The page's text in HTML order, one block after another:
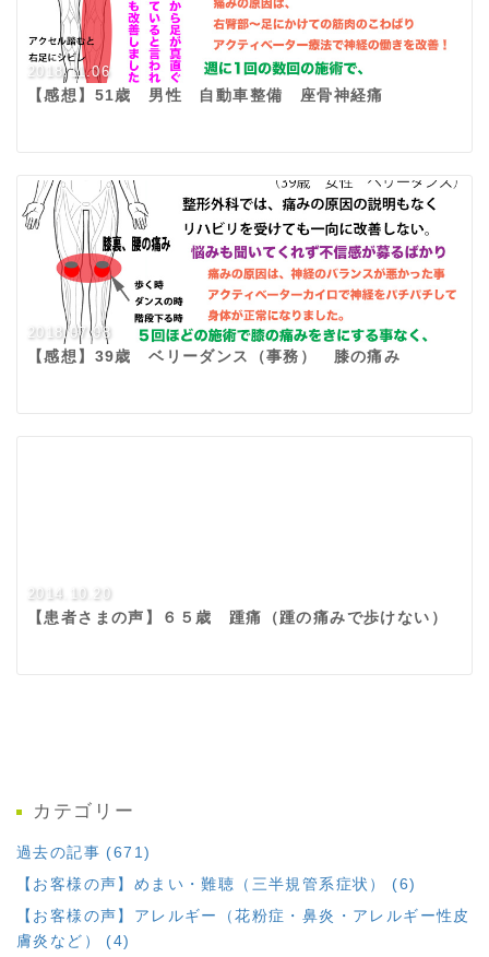
2018.11.06
【感想】51歳 男性 自動車整備 座骨神経痛
2018.07.08
【感想】39歳 ベリーダンス（事務） 膝の痛み
2014.10.20
【患者さまの声】６５歳 踵痛（踵の痛みで歩けない）
カテゴリー
過去の記事 (671)
【お客様の声】めまい・難聴（三半規管系症状） (6)
【お客様の声】アレルギー（花粉症・鼻炎・アレルギー性皮
膚炎など） (4)